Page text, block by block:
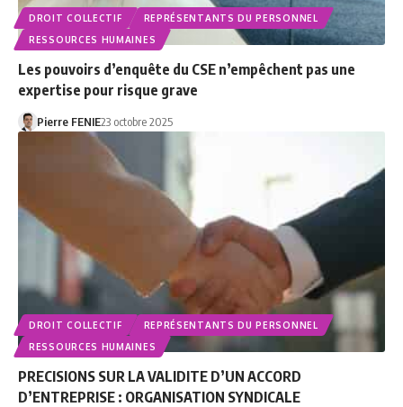
DROIT COLLECTIF
REPRÉSENTANTS DU PERSONNEL
RESSOURCES HUMAINES
Les pouvoirs d’enquête du CSE n’empêchent pas une
expertise pour risque grave
Pierre FENIE23 octobre 2025
DROIT COLLECTIF
REPRÉSENTANTS DU PERSONNEL
RESSOURCES HUMAINES
PRECISIONS SUR LA VALIDITE D’UN ACCORD
D’ENTREPRISE : ORGANISATION SYNDICALE